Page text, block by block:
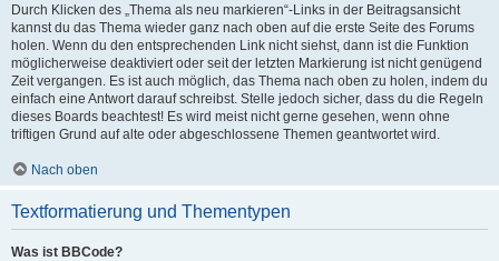
Durch Klicken des „Thema als neu markieren“-Links in der Beitragsansicht
kannst du das Thema wieder ganz nach oben auf die erste Seite des Forums
holen. Wenn du den entsprechenden Link nicht siehst, dann ist die Funktion
möglicherweise deaktiviert oder seit der letzten Markierung ist nicht genügend
Zeit vergangen. Es ist auch möglich, das Thema nach oben zu holen, indem du
einfach eine Antwort darauf schreibst. Stelle jedoch sicher, dass du die Regeln
dieses Boards beachtest! Es wird meist nicht gerne gesehen, wenn ohne
triftigen Grund auf alte oder abgeschlossene Themen geantwortet wird.
Nach oben
Textformatierung und Thementypen
Was ist BBCode?